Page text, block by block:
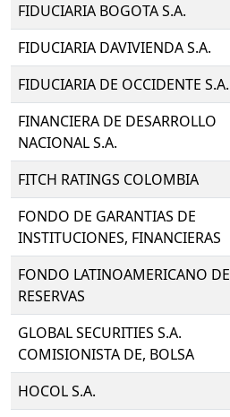
FIDUCIARIA BOGOTA S.A.
FIDUCIARIA DAVIVIENDA S.A.
FIDUCIARIA DE OCCIDENTE S.A.
FINANCIERA DE DESARROLLO
NACIONAL S.A.
FITCH RATINGS COLOMBIA
FONDO DE GARANTIAS DE
INSTITUCIONES, FINANCIERAS
FONDO LATINOAMERICANO DE
RESERVAS
GLOBAL SECURITIES S.A.
COMISIONISTA DE, BOLSA
HOCOL S.A.